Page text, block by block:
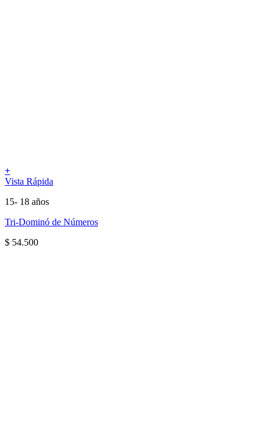
+
Vista Rápida
15- 18 años
Tri-Dominó de Números
$ 54.500